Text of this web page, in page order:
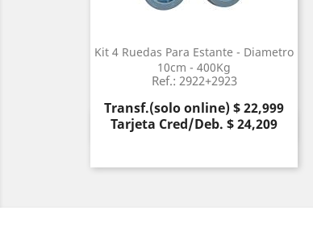
Kit 4 Ruedas Para Estante - Diametro
10cm - 400Kg
Ref.: 2922+2923
Precio
Transf.(solo online) $ 22,999
Tarjeta Cred/Deb. $ 24,209
Vista rápida